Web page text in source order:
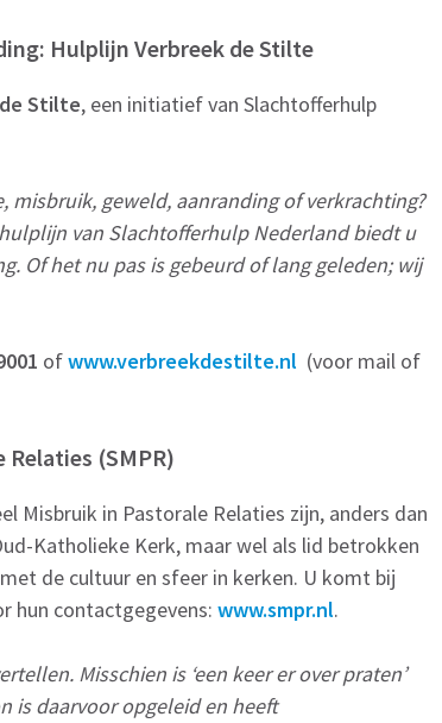
Hulplijn Verbreek de Stilte
Stilte, een initiatief van Slachtofferhulp
geweld, aanranding of verkrachting?
van Slachtofferhulp Nederland biedt u
Of het nu pas is gebeurd of lang geleden; wij
ofwww.verbreekdestilte.nl (voor mail of
(SMPR)
Misbruik in Pastorale Relaties zijn, anders dan
Katholieke Kerk, maar wel als lid betrokken
de cultuur en sfeer in kerken. U komt bij
hun contactgegevens: www.smpr.nl.
Misschien is ‘een keer er over praten’
is daarvoor opgeleid en heeft